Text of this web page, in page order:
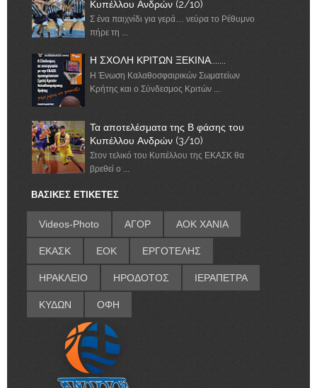
Κυπέλλου Ανδρών (2/10)
Σ ένα παιχνίδι για γερά… νεύρα το Ρέθυμνο
πήρε τη ...
Η ΣΧΟΛΗ ΚΡΙΤΩΝ ΞΕΚΙΝΑ.......
Η Ένωση Καλαθοσφαιρικών Σωματείων
Κρήτης και ο Σύνδεσμος Κριτών ...
Τα αποτελέσματα της Β φάσης του
Κυπέλλου Ανδρών (3/10)
Στον τελικό του Κυπέλλου της ΕΚΑΣΚ θα
βρεθεί ο ...
ΒΑΣΙΚΕΣ ΕΤΙΚΕΤΕΣ
Videos-Photo ΑΓΟΡ ΑΟΚ ΧΑΝΙΑ
ΕΚΑΣΚ ΕΟΚ ΕΡΓΟΤΕΛΗΣ
ΗΡΑΚΛΕΙΟ ΗΡΟΔΟΤΟΣ ΙΕΡΑΠΕΤΡΑ
ΚΥΔΩΝ ΟΦΗ